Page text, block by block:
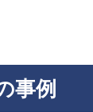
事例